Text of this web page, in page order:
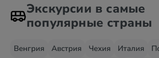
Экскурсии в самые
популярные страны
Венгрия Австрия Чехия Италия